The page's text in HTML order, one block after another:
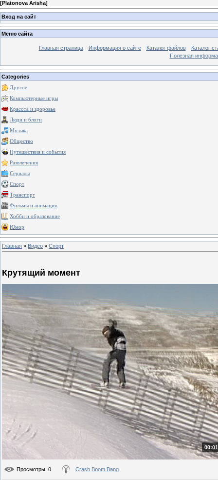
[Platonova Arisha]
Вход на сайт
Меню сайта
Главная страница Информация о сайте Каталог файлов
Каталог
Полезная
Categories
Другое
Компьютерные игры
Красота и здоровье
Люди и блоги
Музыка
Общество
Путешествия и события
Развлечения
Сериалы
Спорт
Транспорт
Фильмы и анимация
Хобби и образование
Юмор
Главная » Видео » Спорт
Крутящий момент
Просмотры: 0 Crash Boom Bang